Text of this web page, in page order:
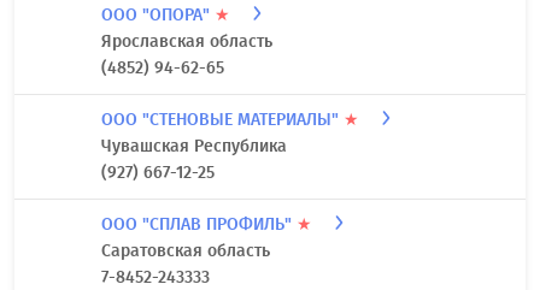
ООО "ОПОРА" ★
Ярославская область
(4852) 94-62-65
ООО "СТЕНОВЫЕ МАТЕРИАЛЫ" ★
Чувашская Республика
(927) 667-12-25
ООО "СПЛАВ ПРОФИЛЬ" ★
Саратовская область
7-8452-243333